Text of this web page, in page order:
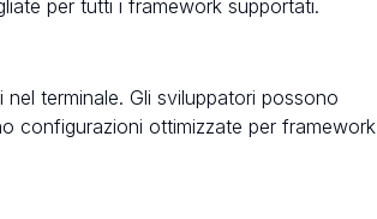
per tutti i framework supportati.
terminale. Gli sviluppatori possono
configurazioni ottimizzate per framework